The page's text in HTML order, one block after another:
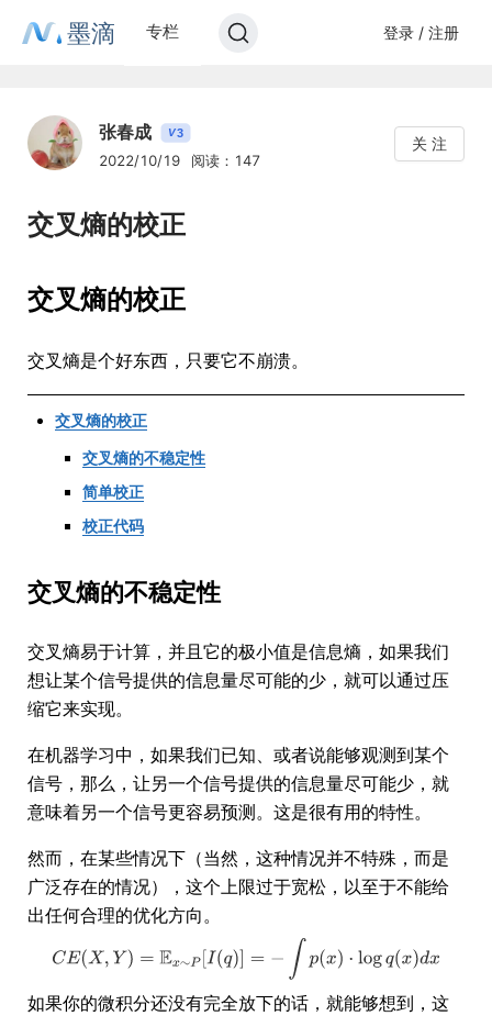
墨滴 专栏 登录 / 注册
张春成 V3
2022/10/19 阅读：147
关 注
交叉熵的校正
交叉熵的校正
交叉熵是个好东西，只要它不崩溃。
交叉熵的校正
交叉熵的不稳定性
简单校正
校正代码
交叉熵的不稳定性
交叉熵易于计算，并且它的极小值是信息熵，如果我们
想让某个信号提供的信息量尽可能的少，就可以通过压
缩它来实现。
在机器学习中，如果我们已知、或者说能够观测到某个
信号，那么，让另一个信号提供的信息量尽可能少，就
意味着另一个信号更容易预测。这是很有用的特性。
然而，在某些情况下（当然，这种情况并不特殊，而是
广泛存在的情况），这个上限过于宽松，以至于不能给
出任何合理的优化方向。
如果你的微积分还没有完全放下的话，就能够想到，这